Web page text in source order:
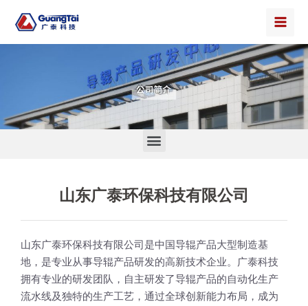
山东广泰环保科技有限公司
山东广泰环保科技有限公司是中国导辊产品大型制造基
地，是专业从事导辊产品研发的高新技术企业。广泰科技
拥有专业的研发团队，自主研发了导辊产品的自动化生产
流水线及独特的生产工艺，通过全球创新能力布局，成为